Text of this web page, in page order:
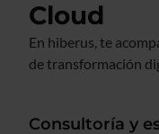
Cloud
En hiberus, te
de transformación
Consultoría y